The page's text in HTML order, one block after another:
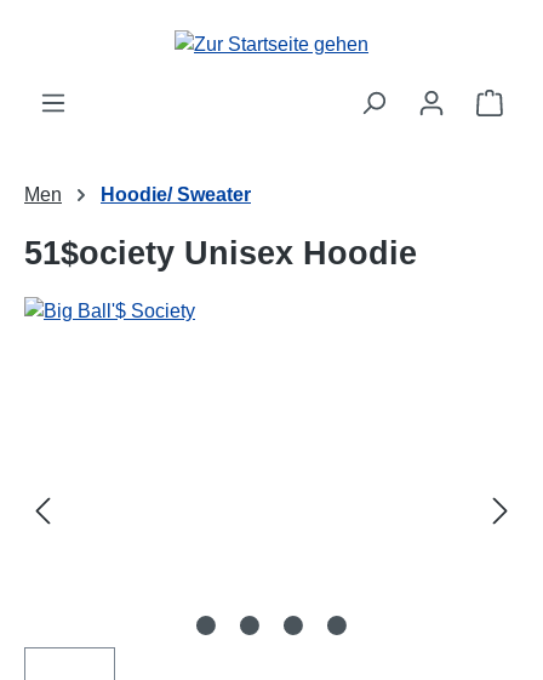
Men Hoodie/ Sweater
51$ociety Unisex Hoodie